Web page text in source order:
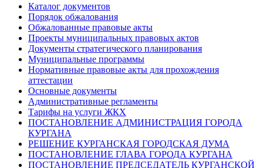
Каталог документов
Порядок обжалования
Обжалованные правовые акты
Проекты муниципальных правовых актов
Документы стратегического планирования
Муниципальные программы
Нормативные правовые акты для прохождения
аттестации
Основные документы
Административные регламенты
Тарифы на услуги ЖКХ
ПОСТАНОВЛЕНИЕ АДМИНИСТРАЦИЯ ГОРОДА
КУРГАНА
РЕШЕНИЕ КУРГАНСКАЯ ГОРОДСКАЯ ДУМА
ПОСТАНОВЛЕНИЕ ГЛАВА ГОРОДА КУРГАНА
ПОСТАНОВЛЕНИЕ ПРЕДСЕДАТЕЛЬ КУРГАНСКОЙ